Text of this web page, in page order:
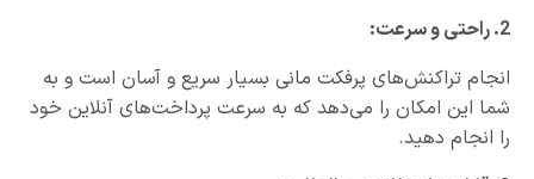
2. راحتی و سرعت:
انجام تراکنش‌های پرفکت مانی بسیار سریع و آسان است و به
شما این امکان را می‌دهد که به سرعت پرداخت‌های آنلاین خود
را انجام دهید.